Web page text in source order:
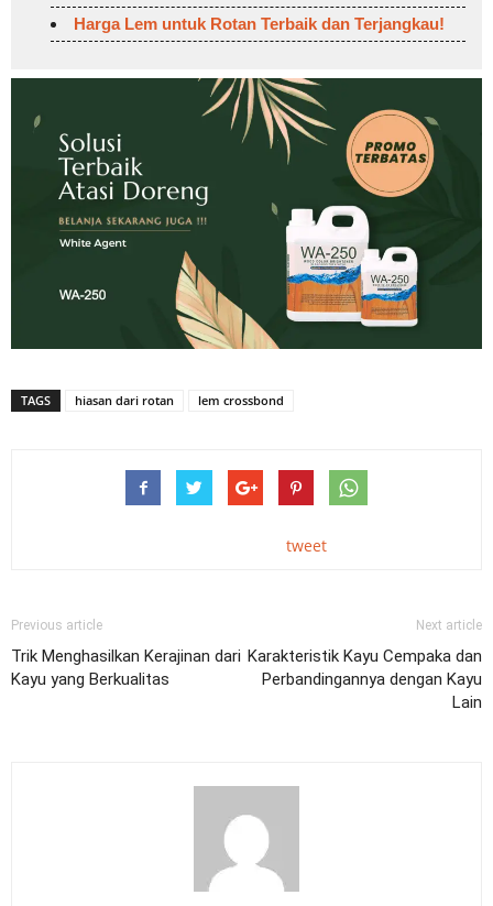
Harga Lem untuk Rotan Terbaik dan Terjangkau!
TAGS hiasan dari rotan lem crossbond
tweet
Previous article
Trik Menghasilkan Kerajinan dari
Kayu yang Berkualitas
Next article
Karakteristik Kayu Cempaka dan
Perbandingannya dengan Kayu
Lain